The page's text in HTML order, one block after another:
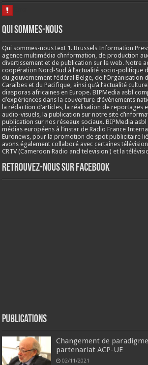
Qui sommes-nous
Qui sommes-nous text 1. Brussels Information
agence multimédia d’information, de production
divertissement et de publication sur le web. Notre
coopération Nord-Sud à l’actualité socio-politique
du gouvernement fédéral Belge, de l’Organisation
Caraïbes et du Pacifique, ainsi qu’à l’actualité
diasporas africaines en Europe. BIPMedia asbl
d’expériences dans la couverture d’évènements
la rédaction d’articles, la réalisation de reportages
audio-visuels, la publication sur notre site
publication sur nos réseaux sociaux. BIPMedia
médias européens à l’instar de Radio France
Euronews, pour la promotion de spot publicitaire
avons également collaboré avec certaines
CRTV (Cameroon Radio and television ) et la
Retrouvez-nous sur Facebook
Publications
Changement de
partenariat ACP-UE
02/11/2021